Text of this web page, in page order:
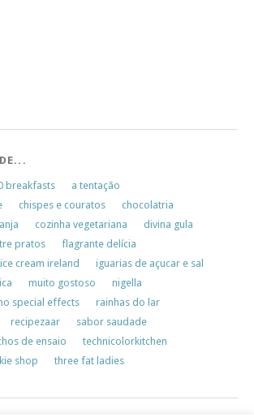
breakfasts
a tentação
chispes e couratos
chocolatria
cozinha vegetariana
divina gula
pratos
flagrante delícia
ice cream ireland
iguarias de açucar e sal
muito gostoso
nigella
special effects
rainhas do lar
recipezaar
sabor saudade
de ensaio
technicolorkitchen
shop three fat ladies